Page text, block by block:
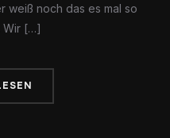
weiß noch das es mal so
Wir […]